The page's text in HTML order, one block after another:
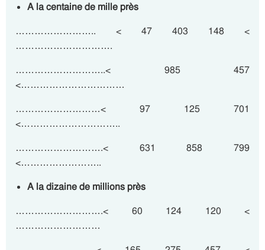
A la centaine de mille près
…………………….. < 47 403 148 <
………………………….
………………………..< 985 457
<……………………………
………………………< 97 125 701
<…………………………..
……………………….< 631 858 799
<……………………..
A la dizaine de millions près
……………………….< 60 124 120 <
………………………